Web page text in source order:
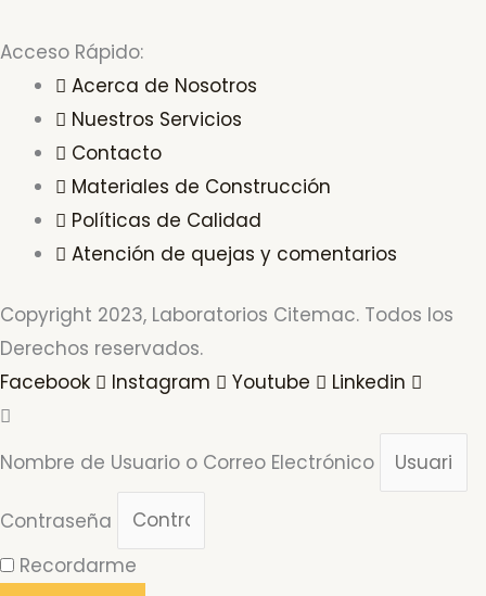
Acceso Rápido:
Acerca de Nosotros
Nuestros Servicios
Contacto
Materiales de Construcción
Políticas de Calidad
Atención de quejas y comentarios
Copyright 2023, Laboratorios Citemac. Todos los
Derechos reservados.
Facebook
Instagram Youtube Linkedin
Nombre de Usuario o Correo Electrónico
Contraseña
Recordarme